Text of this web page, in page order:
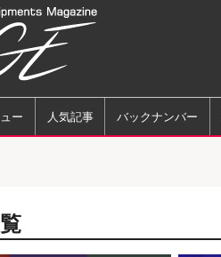
ー 人気記事 バックナンバー